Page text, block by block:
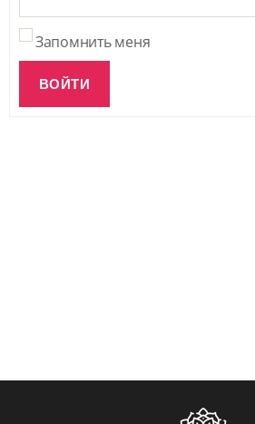
Запомнить меня
ВОЙТИ